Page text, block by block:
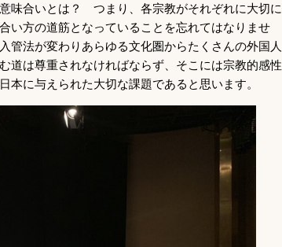
味合いとは？ つまり、各宗教がそれぞれに大切に
い方の道筋となっていることを忘れてはなりませ
管法が変わりあらゆる文化圏からたくさんの外国人
道は尊重されなければならず、そこには宗教的感性
本に与えられた大切な課題であると思います。